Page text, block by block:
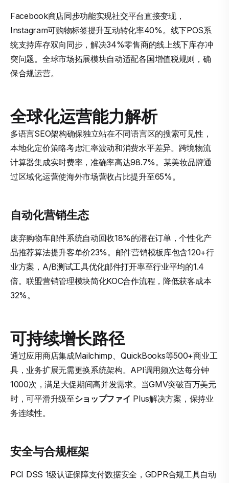
Facebook商店同步功能实现社交平台直接变现，
Instagram可购物标签提升互动转化率40%。线下POS系
统支持库存双向同步，解决34%零售商的线上线下库存冲
突问题。全球市场拓展模块自动适配各国增值税规则，确
保合规运营。
全球化运营能力解析
多语言SEO架构确保独立站在不同语言区的搜索可见性，
本地化定价策略考虑汇率波动和消费水平差异。跨境物流
计算器集成实时费率，准确率高达98.7%。某美妆品牌通
过区域化运营使海外市场营收占比提升至65%。
自动化营销生态
废弃购物车邮件系统自动回收18%的潜在订单，个性化产
品推荐算法提升客单价23%。邮件营销模板库包含120+行
业方案，A/B测试工具优化邮件打开率至行业平均的1.4
倍。联盟营销管理模块简化KOC合作流程，降低获客成本
32%。
可持续增长路径
通过应用商店集成Mailchimp、QuickBooks等500+商业工
具，业务扩展无需更换系统架构。API调用频次达每分钟
1000次，满足大促期间高并发需求。当GMV突破百万美元
时，可平滑升级至ショップファイ Plus解决方案，保持业
务连续性。
安全与合规框架
PCI DSS 1级认证保障支付数据安全，GDPR合规工具自动